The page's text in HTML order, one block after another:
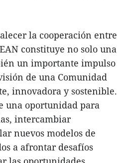
la cooperación entre
constituye no solo una
un importante impulso
de una Comunidad
innovadora y sostenible.
una oportunidad para
intercambiar
nuevos modelos de
a afrontar desafíos